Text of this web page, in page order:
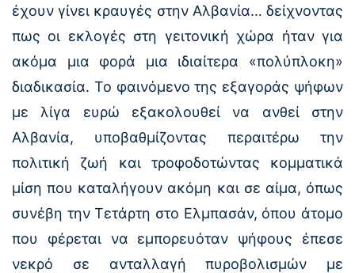
έχουν γίνει κραυγές στην Αλβανία… δείχνοντας
πως οι εκλογές στη γειτονική χώρα ήταν για
ακόμα μια φορά μια ιδιαίτερα «πολύπλοκη»
διαδικασία. Το φαινόμενο της εξαγοράς ψήφων
με λίγα ευρώ εξακολουθεί να ανθεί στην
Αλβανία, υποβαθμίζοντας περαιτέρω την
πολιτική ζωή και τροφοδοτώντας κομματικά
μίση που καταλήγουν ακόμη και σε αίμα, όπως
συνέβη την Τετάρτη στο Ελμπασάν, όπου άτομο
που φέρεται να εμπορευόταν ψήφους έπεσε
νεκρό σε ανταλλαγή πυροβολισμών με